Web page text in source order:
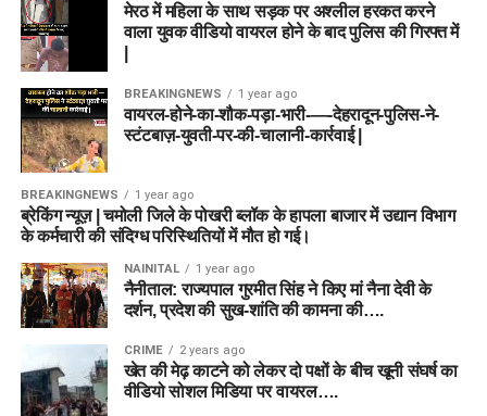
मेरठ में महिला के साथ सड़क पर अश्लील हरकत करने
वाला युवक वीडियो वायरल होने के बाद पुलिस की गिरफ्त में
BREAKINGNEWS 1 year ago
वायरल-होने-का-शौक-पड़ा-भारी-—-देहरादून-पुलिस-ने-
स्टंटबाज़-युवती-पर-की-चालानी-कार्रवाई |
BREAKINGNEWS 1 year ago
ब्रेकिंग न्यूज़ | चमोली जिले के पोखरी ब्लॉक के हापला बाजार में उद्यान विभाग
के कर्मचारी की संदिग्ध परिस्थितियों में मौत हो गई।
NAINITAL 1 year ago
नैनीताल: राज्यपाल गुरमीत सिंह ने किए मां नैना देवी के
दर्शन, प्रदेश की सुख-शांति की कामना की….
CRIME 2 years ago
खेत की मेढ़ काटने को लेकर दो पक्षों के बीच खूनी संघर्ष का
वीडियो सोशल मिडिया पर वायरल….